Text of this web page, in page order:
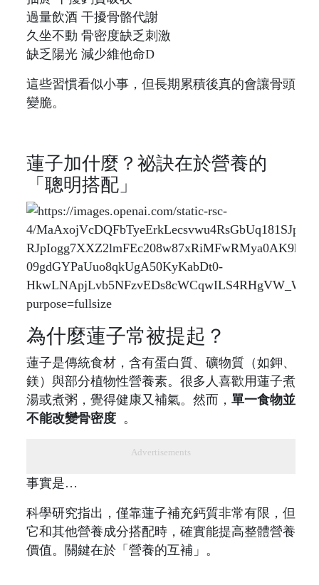
過量飲酒 干擾骨骼代謝
久坐不動 骨密度缺乏刺激
缺乏陽光 減少維他命D
這些習慣看似小事，但長期累積後真的會讓骨頭
變脆。
蓮子加什麼？祕訣在於營養的
「聰明搭配」
為什麼蓮子常被提起？
蓮子是傳統食材，含有蛋白質、礦物質（如鉀、
鎂）與部分植物性營養素。很多人喜歡用蓮子煮
湯或煮粥，覺得健康又補氣。然而， 單一食物並
不能改變骨密度 。
Advertisements
事實是…
科學研究指出，僅靠蓮子補充鈣質非常有限，但
它和其他營養成分搭配時，確實能提高整體營養
價值。關鍵在於「營養的互補」。